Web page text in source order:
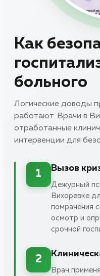
Как
больного
Логические доводы
работают. Врачи в
отработанные
интервенции для
1
Вызов
Дежурный
Вихоревке
помрачения
осмотр и
срочной
2
Врач